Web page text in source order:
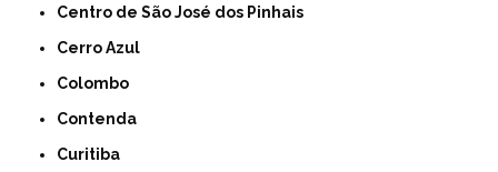
Centro de São José dos Pinhais
Cerro Azul
Colombo
Contenda
Curitiba